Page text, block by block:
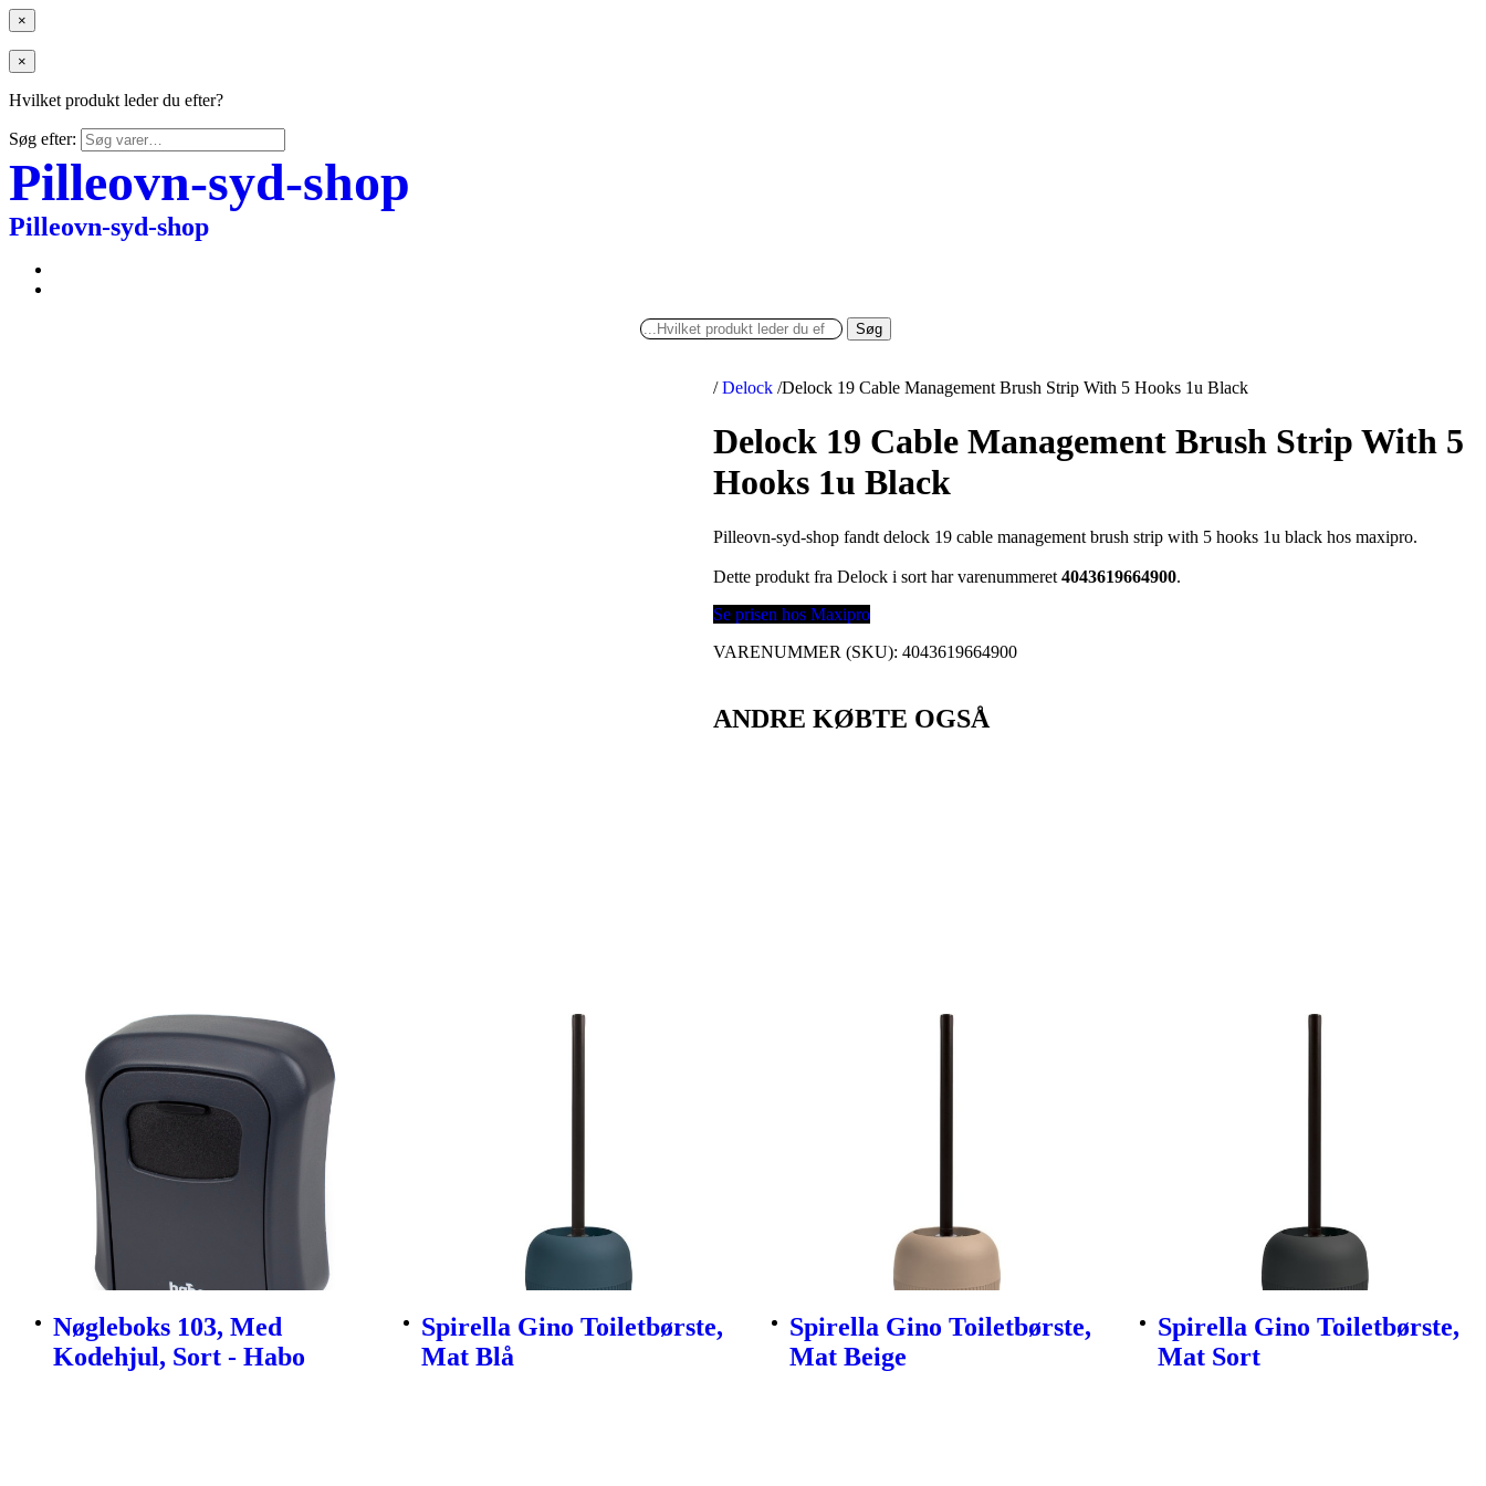
×
×
Hvilket produkt leder du efter?
Søg efter:
Pilleovn-syd-shop
Pilleovn-syd-shop
Søg
/ Delock /Delock 19 Cable Management Brush Strip With 5 Hooks 1u Black
Delock 19 Cable Management Brush Strip With 5
Hooks 1u Black
Pilleovn-syd-shop fandt delock 19 cable management brush strip with 5 hooks 1u black hos maxipro.
Dette produkt fra Delock i sort har varenummeret4043619664900.
Se prisen hos Maxipro
VARENUMMER (SKU):4043619664900
ANDRE KØBTE OGSÅ
Nøgleboks 103, Med
Kodehjul, Sort - Habo
Spirella Gino Toiletbørste,
Mat Blå
Spirella Gino Toiletbørste,
Mat Beige
Spirella Gino Toiletbørste,
Mat Sort